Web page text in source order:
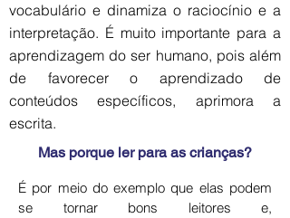
vocabulário e dinamiza o raciocínio e a
interpretação. É muito importante para a
aprendizagem do ser humano, pois além
de favorecer o aprendizado de
conteúdos específicos, aprimora a
escrita.
Mas porque ler para as crianças?
É por meio do exemplo que elas podem
se tornar bons leitores e,